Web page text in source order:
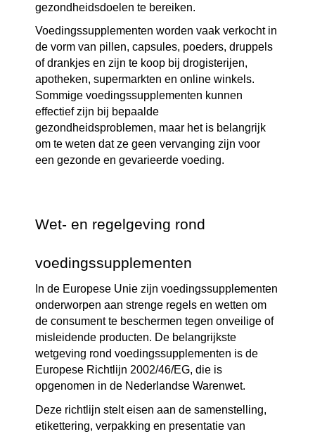
gezondheidsdoelen te bereiken.
Voedingssupplementen worden vaak verkocht in
de vorm van pillen, capsules, poeders, druppels
of drankjes en zijn te koop bij drogisterijen,
apotheken, supermarkten en online winkels.
Sommige voedingssupplementen kunnen
effectief zijn bij bepaalde
gezondheidsproblemen, maar het is belangrijk
om te weten dat ze geen vervanging zijn voor
een gezonde en gevarieerde voeding.
Wet- en regelgeving rond
voedingssupplementen
In de Europese Unie zijn voedingssupplementen
onderworpen aan strenge regels en wetten om
de consument te beschermen tegen onveilige of
misleidende producten. De belangrijkste
wetgeving rond voedingssupplementen is de
Europese Richtlijn 2002/46/EG, die is
opgenomen in de Nederlandse Warenwet.
Deze richtlijn stelt eisen aan de samenstelling,
etikettering, verpakking en presentatie van